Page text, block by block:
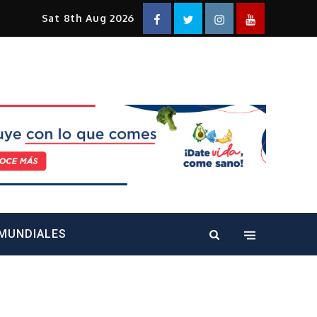
Sat 8th Aug 2026 FacebookTwitterInstagramYouTube